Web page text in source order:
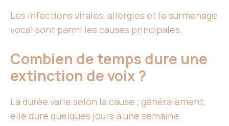
Les infections virales, allergies et le surmenage
vocal sont parmi les causes principales.
Combien de temps dure une
extinction de voix ?
La durée varie selon la cause ; généralement,
elle dure quelques jours à une semaine.